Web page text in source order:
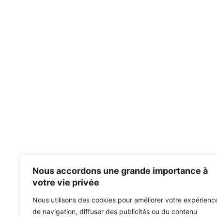
Nous accordons une grande importance à
votre vie privée
Nous utilisons des cookies pour améliorer votre
de navigation, diffuser des publicités ou du contenu